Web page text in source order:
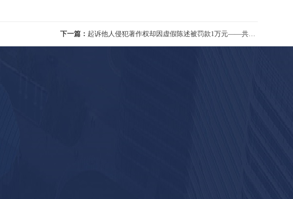
下一篇： 起诉他人侵犯著作权却因虚假陈述被罚款1万元——共建AI时代诚信诉讼环境